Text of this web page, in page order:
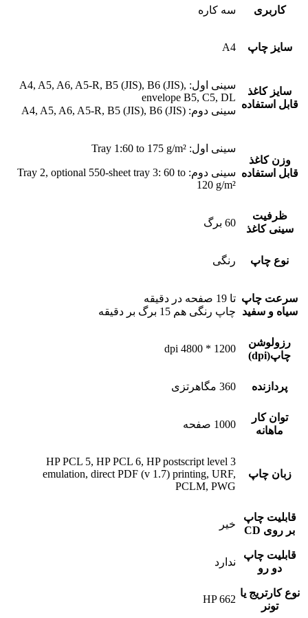
کاربری سه کاره
سایز چاپ A4
سایز کاغذ
قابل استفاده
سینی اول: A4, A5, A6, A5-R, B5 (JIS), B6 (JIS),
envelope B5, C5, DL
سینی دوم: A4, A5, A6, A5-R, B5 (JIS), B6 (JIS)
وزن کاغذ
قابل استفاده
سینی اول: Tray 1:60 to 175 g/m²
سینی دوم: Tray 2, optional 550-sheet tray 3: 60 to
120 g/m²
ظرفیت
سینی کاغذ
60 برگ
نوع چاپ رنگی
سرعت چاپ
سیاه و سفید
تا 19 صفحه در دقیقه
چاپ رنگی هم 15 برگ بر دقیقه
رزولوشن
چاپ(dpi)
1200 * 4800 dpi
پردازنده 360 مگاهرتزی
توان کار
ماهانه
1000 صفحه
زبان چاپ
HP PCL 5, HP PCL 6, HP postscript level 3
emulation, direct PDF (v 1.7) printing, URF,
PCLM, PWG
قابلیت چاپ
بر روی CD
خیر
قابلیت چاپ
دو رو
ندارد
نوع کارتریج یا
تونر
HP 662